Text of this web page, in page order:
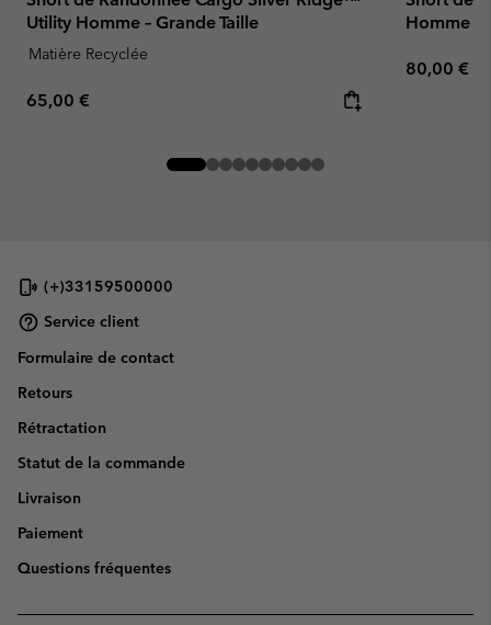
Utility Homme – Grande Taille
Matière Recyclée
Regular price:
65,00 €
Homme
Regular
80,00 €
(+)33159500000
Service client
Formulaire de contact
Retours
Rétractation
Statut de la commande
Livraison
Paiement
Questions fréquentes